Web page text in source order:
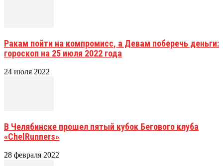
Ракам пойти на компромисс, а Девам поберечь деньги:
гороскоп на 25 июля 2022 года
24 июля 2022
В Челябинске прошел пятый кубок Бегового клуба
«ChelRunners»
28 февраля 2022